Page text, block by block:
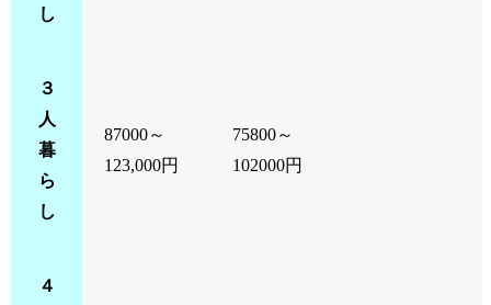
し
３
人
暮
ら
し
87000～
123,000円
75800～
102000円
４